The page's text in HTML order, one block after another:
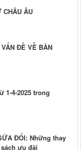
CHÂU ÂU
VẤN ĐỀ VỀ BẢN
1-4-2025 trong
ĐỔI: Những thay
ưu đãi